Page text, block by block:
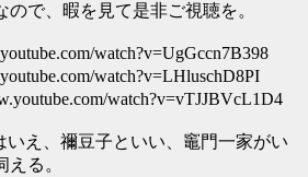
ので、暇を見て是非ご視聴を。
watch?v=UgGccn7B398
watch?v=LHluschD8PI
watch?v=vTJJBVcL1D4
いえ、禰豆子といい、竈門一家がい
る。